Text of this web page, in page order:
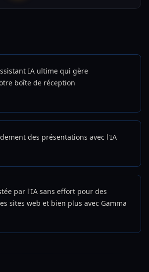
IA ultime qui gère
boîte de réception
des présentations avec l'IA
par l'IA sans effort pour des
sites web et bien plus avec Gamma